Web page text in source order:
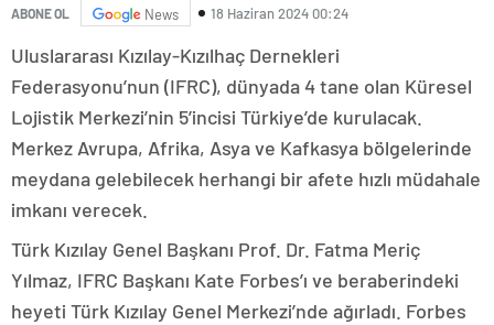
ABONE OL News 18 Haziran 2024 00:24
Uluslararası Kızılay-Kızılhaç Dernekleri
Federasyonu’nun (IFRC), dünyada 4 tane olan Küresel
Lojistik Merkezi’nin 5’incisi Türkiye’de kurulacak.
Merkez Avrupa, Afrika, Asya ve Kafkasya bölgelerinde
meydana gelebilecek herhangi bir afete hızlı müdahale
imkanı verecek.
Türk Kızılay Genel Başkanı Prof. Dr. Fatma Meriç
Yılmaz, IFRC Başkanı Kate Forbes’ı ve beraberindeki
heyeti Türk Kızılay Genel Merkezi’nde ağırladı. Forbes